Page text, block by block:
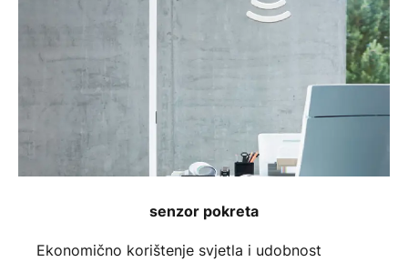
senzor pokreta
Ekonomično korištenje svjetla i udobnost